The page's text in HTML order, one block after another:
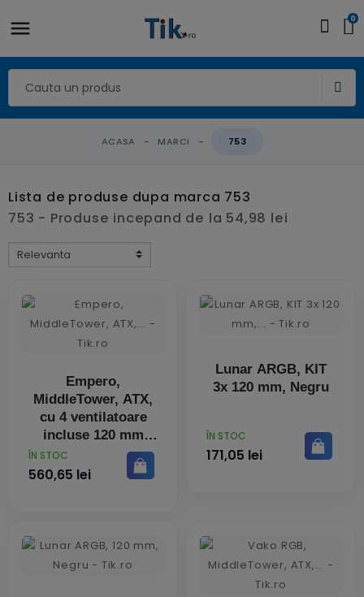
0
ACASA MARCI 753
Lista de produse dupa marca 753
753 - Produse incepand de la 54,98 lei
Empero,
MiddleTower, ATX,
cu 4 ventilatoare
incluse 120 mm
ARGB PWM, Alb
PRET
ÎN STOC
560,65 lei
Lunar ARGB, KIT
3x 120 mm, Negru
PRET
ÎN STOC
171,05 lei